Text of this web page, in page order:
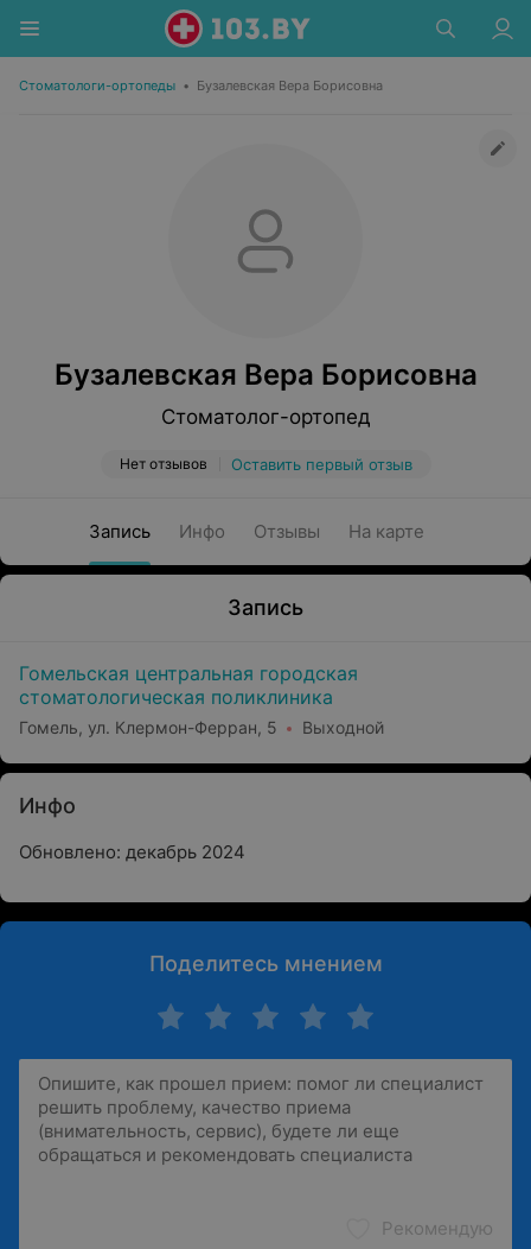
Стоматологи-ортопеды • Бузалевская Вера Борисовна
Бузалевская Вера Борисовна
Стоматолог-ортопед
Нет отзывов Оставить первый отзыв
Запись Инфо Отзывы На карте
Запись
Гомельская центральная городская
стоматологическая поликлиника
Гомель, ул. Клермон-Ферран, 5 Выходной
Инфо
Обновлено: декабрь 2024
Поделитесь мнением
Рекомендую